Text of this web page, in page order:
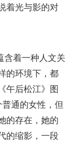
着光与影的对
含着一种人文关
的环境下，都
午后松江》图
通的女性，但
的存在，她的
的缩影，一段